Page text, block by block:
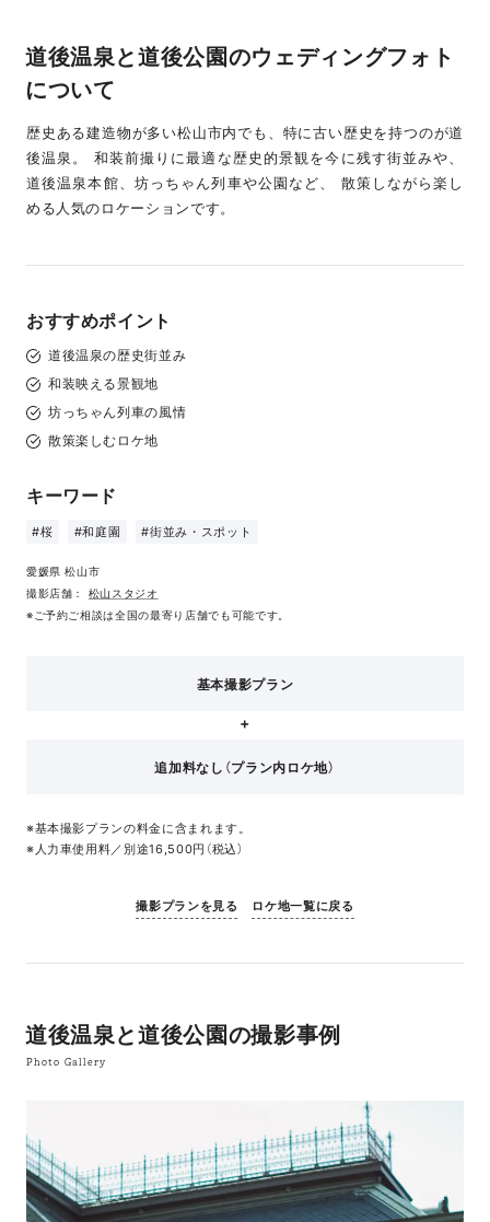
道後温泉と道後公園のウェディングフォト
について
歴史ある建造物が多い松山市内でも、特に古い歴史を持つのが道
後温泉。 和装前撮りに最適な歴史的景観を今に残す街並みや、
道後温泉本館、坊っちゃん列車や公園など、 散策しながら楽し
める人気のロケーションです。
おすすめポイント
道後温泉の歴史街並み
和装映える景観地
坊っちゃん列車の風情
散策楽しむロケ地
キーワード
#桜 #和庭園 #街並み・スポット
愛媛県 松山市
撮影店舗： 松山スタジオ
※ご予約ご相談は全国の最寄り店舗でも可能です。
基本撮影プラン
追加料なし（プラン内ロケ地）
※基本撮影プランの料金に含まれます。
※人力車使用料／別途16,500円（税込）
撮影プランを見る ロケ地一覧に戻る
道後温泉と道後公園の撮影事例
Photo Gallery